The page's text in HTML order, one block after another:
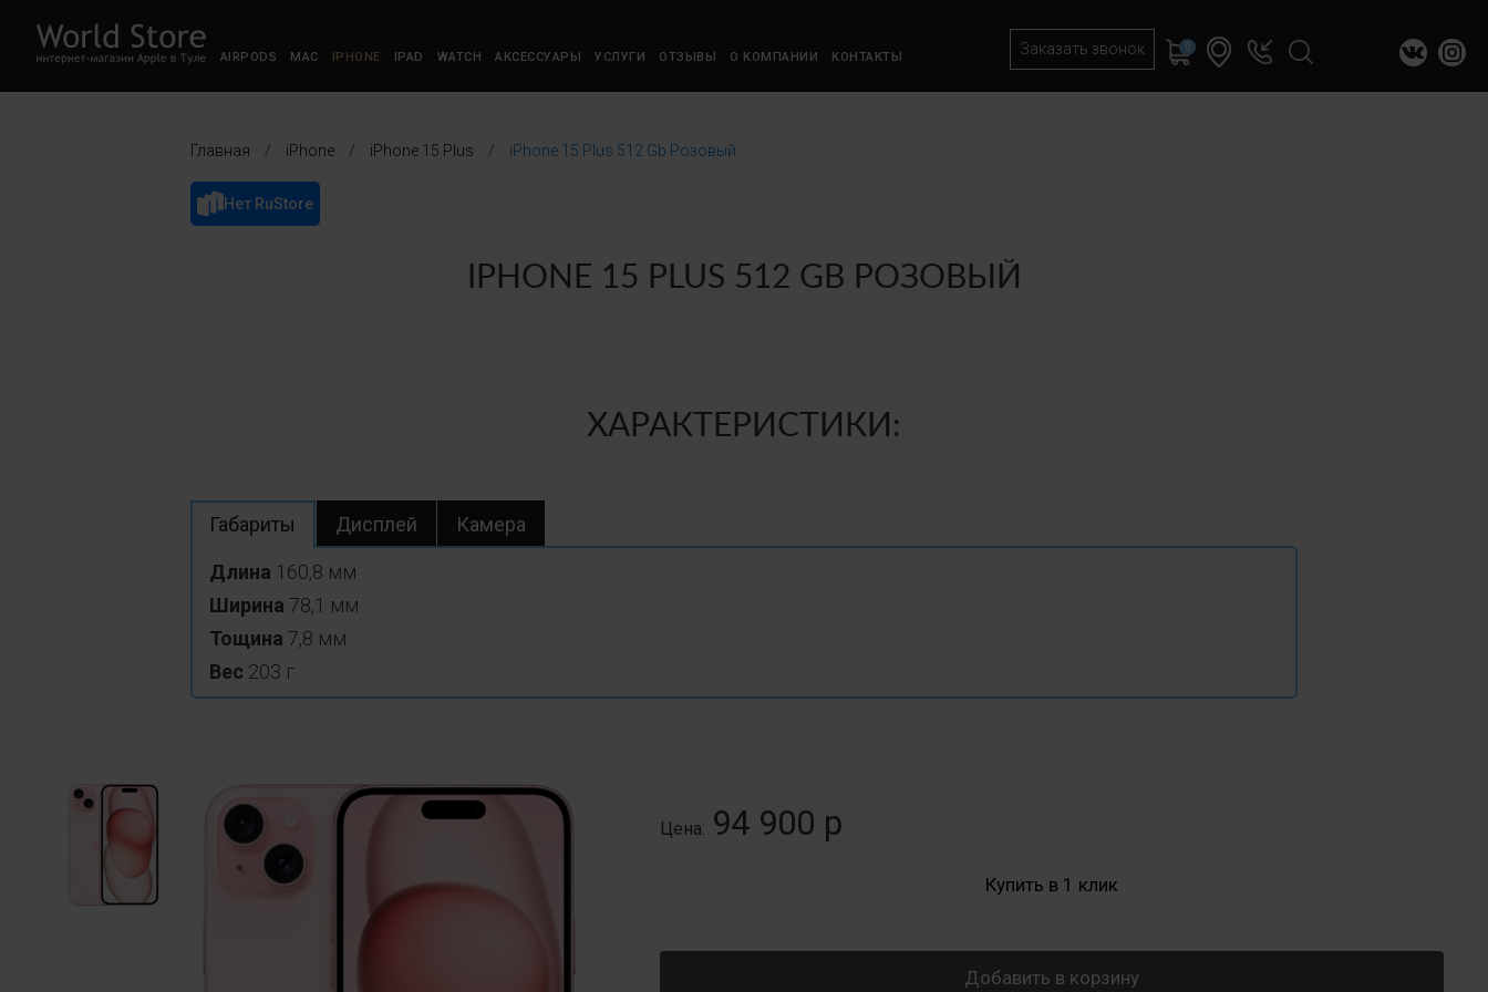
+7 (952) 019-55-55
AIRPODS MAC IPHONE IPAD WATCH АКСЕССУАРЫ УСЛУГИ ОТЗЫВЫ О КОМПАНИИ КОНТАКТЫ Заказать звонок 0
Главная / iPhone / iPhone 15 Plus / iPhone 15 Plus 512 Gb Розовый
Нет RuStore
IPHONE 15 PLUS 512 GB РОЗОВЫЙ
ХАРАКТЕРИСТИКИ:
Габариты Дисплей Камера
Длина 160,8 мм
Ширина 78,1 мм
Тощина 7,8 мм
Вес 203 г
Цена: 94 900 р
Купить в 1 клик
Добавить в корзину